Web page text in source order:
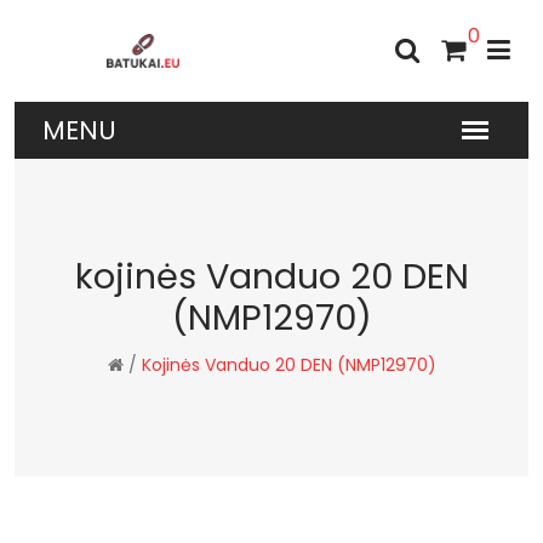
0
kojinės Vanduo 20 DEN
(NMP12970)
/ Kojinės Vanduo 20 DEN (NMP12970)